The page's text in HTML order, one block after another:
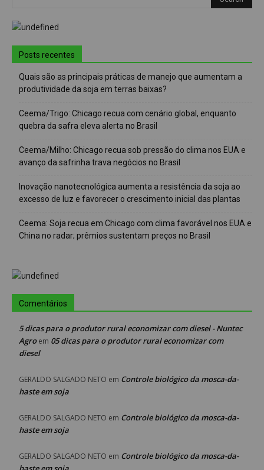
Posts recentes
Quais são as principais práticas de manejo que aumentam a
produtividade da soja em terras baixas?
Ceema/Trigo: Chicago recua com cenário global, enquanto
quebra da safra eleva alerta no Brasil
Ceema/Milho: Chicago recua sob pressão do clima nos EUA e
avanço da safrinha trava negócios no Brasil
Inovação nanotecnológica aumenta a resistência da soja ao
excesso de luz e favorecer o crescimento inicial das plantas
Ceema: Soja recua em Chicago com clima favorável nos EUA e
China no radar; prêmios sustentam preços no Brasil
Comentários
5 dicas para o produtor rural economizar com diesel - Nuntec
Agroem 05 dicas para o produtor rural economizar com
diesel
GERALDO SALGADO NETO em Controle biológico da mosca-da-
haste em soja
GERALDO SALGADO NETO em Controle biológico da mosca-da-
haste em soja
GERALDO SALGADO NETO em Controle biológico da mosca-da-